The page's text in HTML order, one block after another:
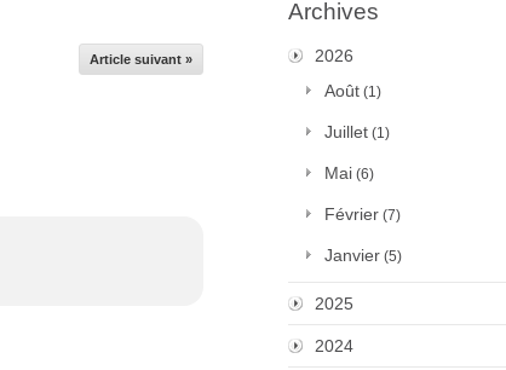
Article suivant »
Archives
2026
Août (1)
Juillet (1)
Mai (6)
Février (7)
Janvier (5)
2025
2024